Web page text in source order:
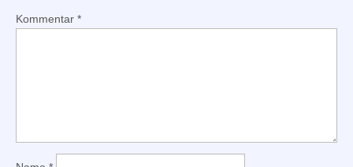
Kommentar *